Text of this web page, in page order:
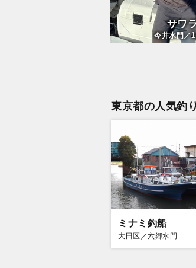
サワ
今井水門／1
東京都の人気釣
ミナミ釣船
大田区／六郷水門